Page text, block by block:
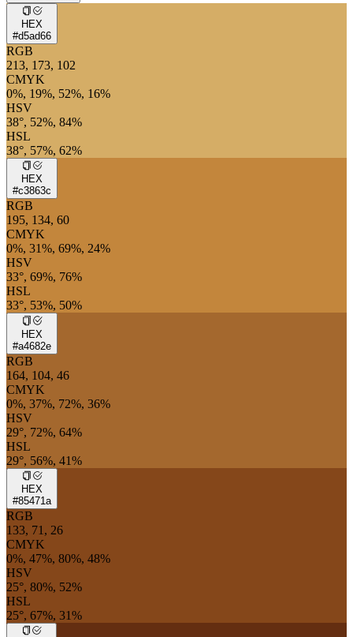
HEX
#d5ad66
RGB
213, 173, 102
CMYK
0%, 19%, 52%, 16%
HSV
38°, 52%, 84%
HSL
38°, 57%, 62%
HEX
#c3863c
RGB
195, 134, 60
CMYK
0%, 31%, 69%, 24%
HSV
33°, 69%, 76%
HSL
33°, 53%, 50%
HEX
#a4682e
RGB
164, 104, 46
CMYK
0%, 37%, 72%, 36%
HSV
29°, 72%, 64%
HSL
29°, 56%, 41%
HEX
#85471a
RGB
133, 71, 26
CMYK
0%, 47%, 80%, 48%
HSV
25°, 80%, 52%
HSL
25°, 67%, 31%